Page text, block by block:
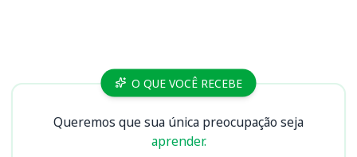
Cursos SAAEO QUE VOCÊ RECEBE
Queremos que sua única preocupação seja
aprender.